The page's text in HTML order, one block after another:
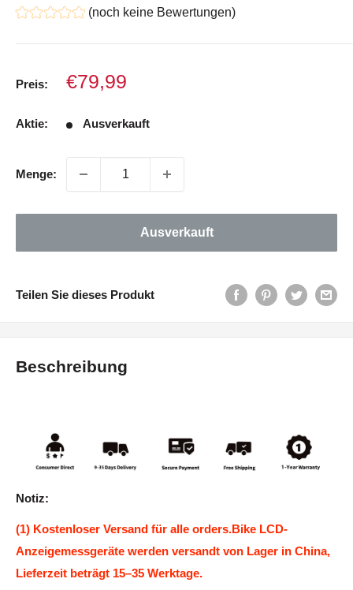
(noch keine Bewertungen)
Preis: Verkaufspreis
€79,99
Aktie: Ausverkauft
Menge:
Ausverkauft
Teilen Sie dieses Produkt
Beschreibung
Notiz:
(1) Kostenloser Versand für alle orders.Bike LCD-
Anzeigemessgeräte werden versandt von Lager in China,
Lieferzeit beträgt 15–35 Werktage.